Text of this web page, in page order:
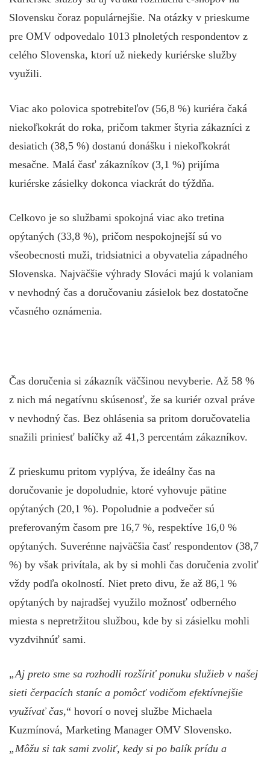
Slovensku čoraz populárnejšie. Na otázky v prieskume
pre OMV odpovedalo 1013 plnoletých respondentov z
celého Slovenska, ktorí už niekedy kuriérske služby
využili.
Viac ako polovica spotrebiteľov (56,8 %) kuriéra čaká
niekoľkokrát do roka, pričom takmer štyria zákazníci z
desiatich (38,5 %) dostanú donášku i niekoľkokrát
mesačne. Malá časť zákazníkov (3,1 %) prijíma
kuriérske zásielky dokonca viackrát do týždňa.
Celkovo je so službami spokojná viac ako tretina
opýtaných (33,8 %), pričom nespokojnejší sú vo
všeobecnosti muži, tridsiatnici a obyvatelia západného
Slovenska. Najväčšie výhrady Slováci majú k volaniam
v nevhodný čas a doručovaniu zásielok bez dostatočne
včasného oznámenia.
Čas doručenia si zákazník väčšinou nevyberie. Až 58 %
z nich má negatívnu skúsenosť, že sa kuriér ozval práve
v nevhodný čas. Bez ohlásenia sa pritom doručovatelia
snažili priniesť balíčky až 41,3 percentám zákazníkov.
Z prieskumu pritom vyplýva, že ideálny čas na
doručovanie je dopoludnie, ktoré vyhovuje pätine
opýtaných (20,1 %). Popoludnie a podvečer sú
preferovaným časom pre 16,7 %, respektíve 16,0 %
opýtaných. Suverénne najväčšia časť respondentov (38,7
%) by však privítala, ak by si mohli čas doručenia zvoliť
vždy podľa okolností. Niet preto divu, že až 86,1 %
opýtaných by najradšej využilo možnosť odberného
miesta s nepretržitou službou, kde by si zásielku mohli
vyzdvihnúť sami.
„Aj preto sme sa rozhodli rozšíriť ponuku služieb v našej
sieti čerpacích staníc a pomôcť vodičom efektívnejšie
využívať čas,“ hovorí o novej službe Michaela
Kuzmínová, Marketing Manager OMV Slovensko.
„Môžu si tak sami zvoliť, kedy si po balík prídu a